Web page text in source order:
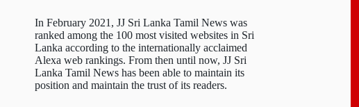
In February 2021, JJ Sri Lanka Tamil News was
ranked among the 100 most visited websites in Sri
Lanka according to the internationally acclaimed
Alexa web rankings. From then until now, JJ Sri
Lanka Tamil News has been able to maintain its
position and maintain the trust of its readers.